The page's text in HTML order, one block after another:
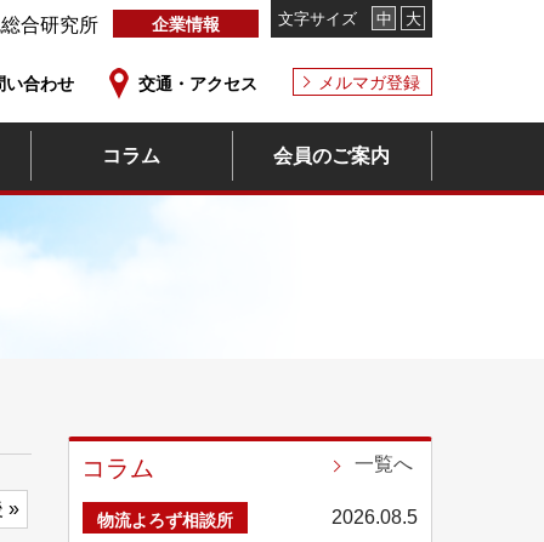
合研究所 企業情報 文字サイズ 中 大
い合わせ 交通・アクセス メルマガ登録
コラム 会員のご案内
»
コラム
物流よろず相談所 2026.08.5
一覧へ